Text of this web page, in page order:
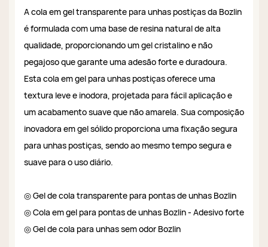
A cola em gel transparente para unhas postiças da Bozlin
é formulada com uma base de resina natural de alta
qualidade, proporcionando um gel cristalino e não
pegajoso que garante uma adesão forte e duradoura.
Esta cola em gel para unhas postiças oferece uma
textura leve e inodora, projetada para fácil aplicação e
um acabamento suave que não amarela. Sua composição
inovadora em gel sólido proporciona uma fixação segura
para unhas postiças, sendo ao mesmo tempo segura e
suave para o uso diário.
◎ Gel de cola transparente para pontas de unhas Bozlin
◎ Cola em gel para pontas de unhas Bozlin - Adesivo forte
◎ Gel de cola para unhas sem odor Bozlin